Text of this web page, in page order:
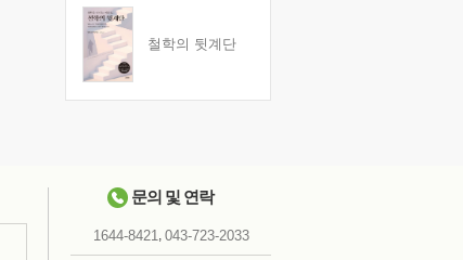
철학의 뒷계단
문의 및 연락
1644-8421, 043-723-2033